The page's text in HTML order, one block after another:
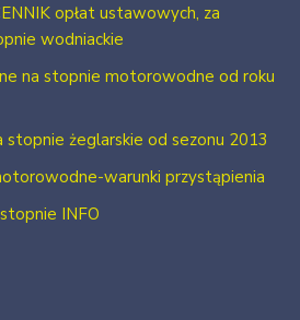
opłat ustawowych, za
wodniackie
na stopnie motorowodne od roku
stopnie żeglarskie od sezonu 2013
warunki przystąpienia
INFO